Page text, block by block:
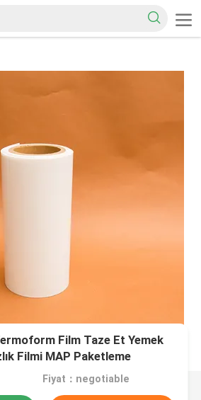
Film Taze Et Yemek
Filmi MAP Paketleme
Fiyat：negotiable